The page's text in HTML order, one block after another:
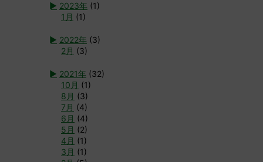
► 2023年 (1)
1月 (1)
► 2022年 (3)
2月 (3)
► 2021年 (32)
10月 (1)
8月 (3)
7月 (4)
6月 (4)
5月 (2)
4月 (1)
3月 (1)